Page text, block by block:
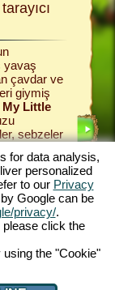
yavaş
çavdar ve
giymiş
My Little
sebzeler
Little
oynamak
Bu
Renkli
çayırı
bu köyü
edecek.
ve
for data analysis,
personalized
to our Privacy
Google can be
privacy/.
please click the
the "Cookie"